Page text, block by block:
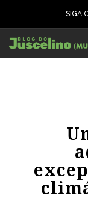
SIGA